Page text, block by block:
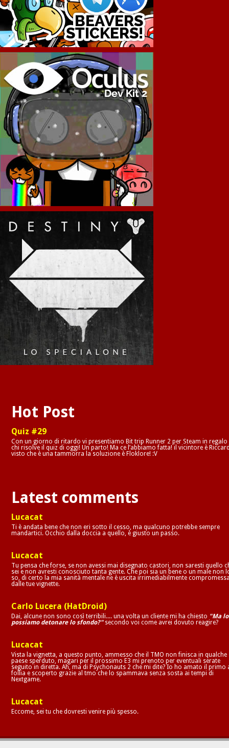
Hot Post
Quiz #29
Con un giorno di ritardo vi presentiamo Bit trip Runner 2 per Steam in regalo
chi risolve il quiz di oggi! Un parto! Ma ce l’abbiamo fatta! il vicintore è
visto che è una tammorra la soluzione è Floklore! :V
Latest comments
Lucacat
Ti è andata bene che non eri sotto il cesso, ma qualcuno potrebbe sempre
mandartici. Occhio dalla doccia a quello, è giusto un passo.
Lucacat
Tu pensa che forse, se non avessi mai disegnato castori, non saresti quello
sei e non avresti conosciuto tanta gente. Che poi sia un bene o un male non
so, di certo la mia sanità mentale ne è uscita irrimediabilmente
dalle tue vignette.
Carlo Lucera (HatDroid)
Dai, alcune non sono così terribili.... una volta un cliente mi ha chiesto "Ma lo
possiamo detonare lo sfondo?"secondo voi come avrei dovuto reagire?
Lucacat
Vista la vignetta, a questo punto, ammesso che il TMO non finisca in qualche
paese sperduto, magari per il prossimo E3 mi prenoto per eventuali serate
seguito in diretta. Ah, ma di Psychonauts 2 che mi dite? Io ho amato il primo
follia e scoperto grazie al tmo che lo spammava senza sosta ai tempi di
Nextgame.
Lucacat
Eccome, sei tu che dovresti venire più spesso.